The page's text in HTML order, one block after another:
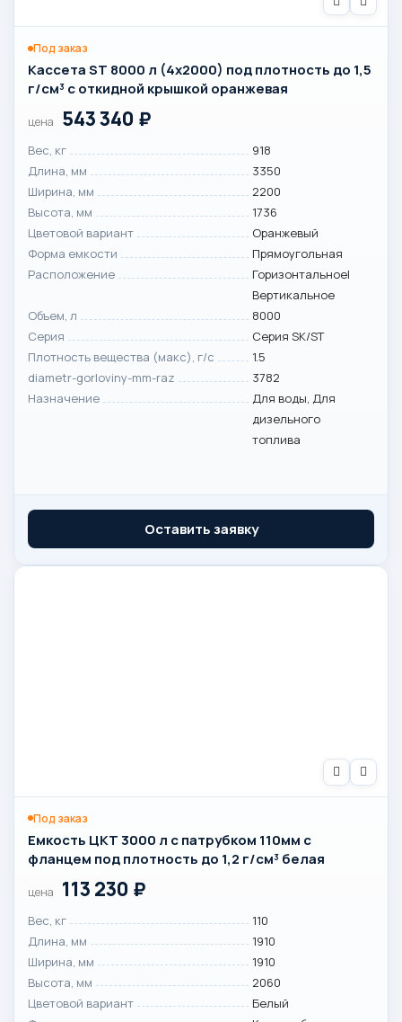
Под заказ
Кассета ST 8000 л (4х2000) под плотность до 1,5
г/см³ с откидной крышкой оранжевая
цена 543 340 ₽
Вес, кг
918
Длина, мм
3350
Ширина, мм
2200
Высота, мм
1736
Цветовой вариант
Оранжевый
Форма емкости
Прямоугольная
Расположение
Горизонтальное|
Вертикальное
Объем, л
8000
Серия
Серия SK/ST
Плотность вещества (макс), г/с
1.5
diametr-gorloviny-mm-raz
3782
Назначение
Для воды, Для
дизельного
топлива
Оставить заявку
Под заказ
Емкость ЦКТ 3000 л с патрубком 110мм с
фланцем под плотность до 1,2 г/см³ белая
цена 113 230 ₽
Вес, кг
110
Длина, мм
1910
Ширина, мм
1910
Высота, мм
2060
Цветовой вариант
Белый